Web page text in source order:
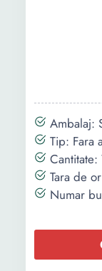
Ambalaj:
Tip: Fara
Tara de
Numar